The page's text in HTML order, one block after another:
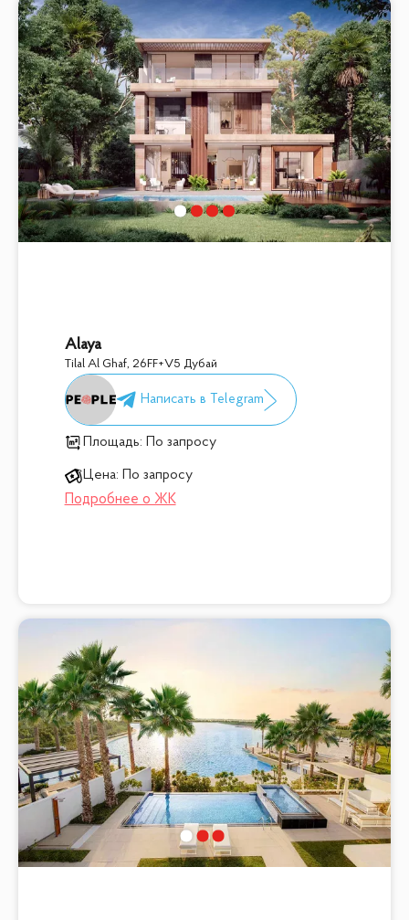
Alaya
Tilal Al Ghaf, 26FF+V5 Дубай
Площадь: По запросу
Цена: По запросу